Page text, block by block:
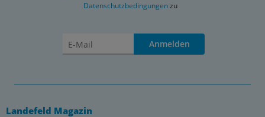
Datenschutzbedingungenzu
Anmelden
Landefeld Magazin